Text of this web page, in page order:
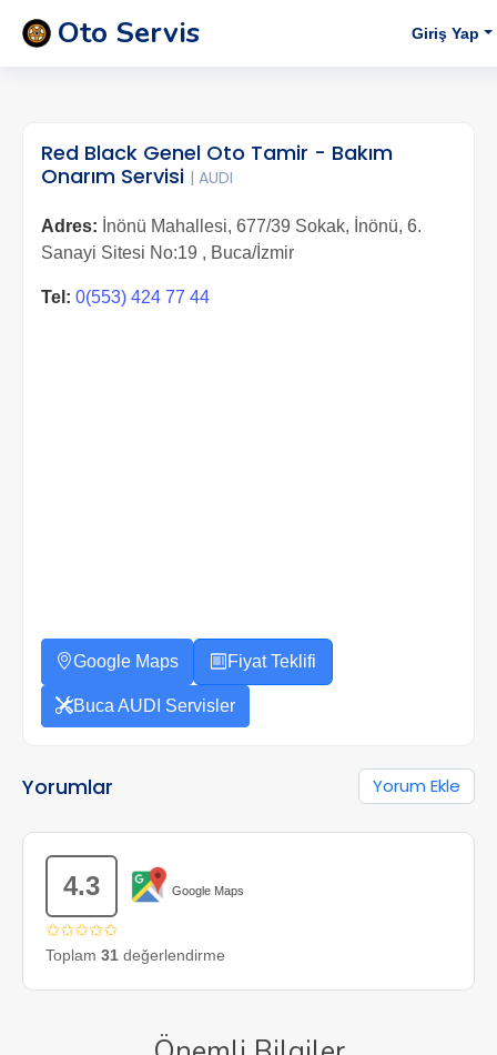
Oto Servis Giriş Yap
Red Black Genel Oto Tamir - Bakım
Onarım Servisi | AUDI
Adres: İnönü Mahallesi, 677/39 Sokak, İnönü, 6.
Sanayi Sitesi No:19 , Buca/İzmir
Tel: 0(553) 424 77 44
Google Maps Fiyat Teklifi
Buca AUDI Servisler
Yorumlar Yorum Ekle
4.3 Google Maps
✩✩✩✩✩
Toplam 31 değerlendirme